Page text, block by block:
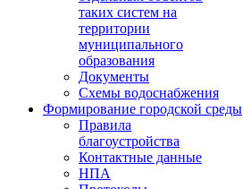
таких систем на
территории
муниципального
образования
Документы
Схемы водоснабжения
Формирование городской среды
Правила
благоустройства
Контактные данные
НПА